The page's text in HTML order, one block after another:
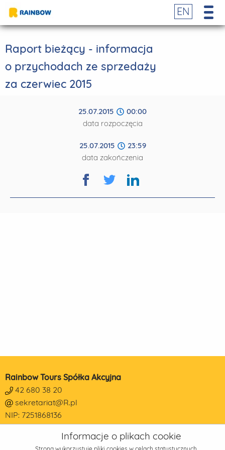
EN
Raport bieżący - informacja
o przychodach ze sprzedaży
za czerwiec 2015
25.07.2015
00:00
data rozpoczęcia
25.07.2015
23:59
data zakończenia
Rainbow Tours Spółka Akcyjna
42 680 38 20
sekretariat@R.pl
NIP: 7251868136
REGON: 473190014
KRS: 0000178650Informacje o plikach cookie